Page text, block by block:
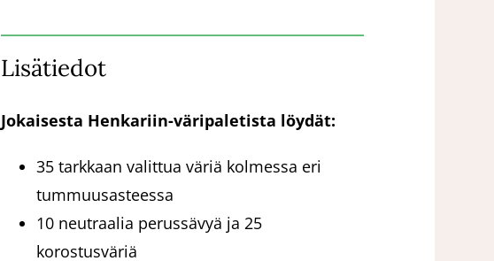
Lisätiedot
Jokaisesta Henkariin-väripaletista löydät:
35 tarkkaan valittua väriä kolmessa eri
tummuusasteessa
10 neutraalia perussävyä ja 25
korostusväriä